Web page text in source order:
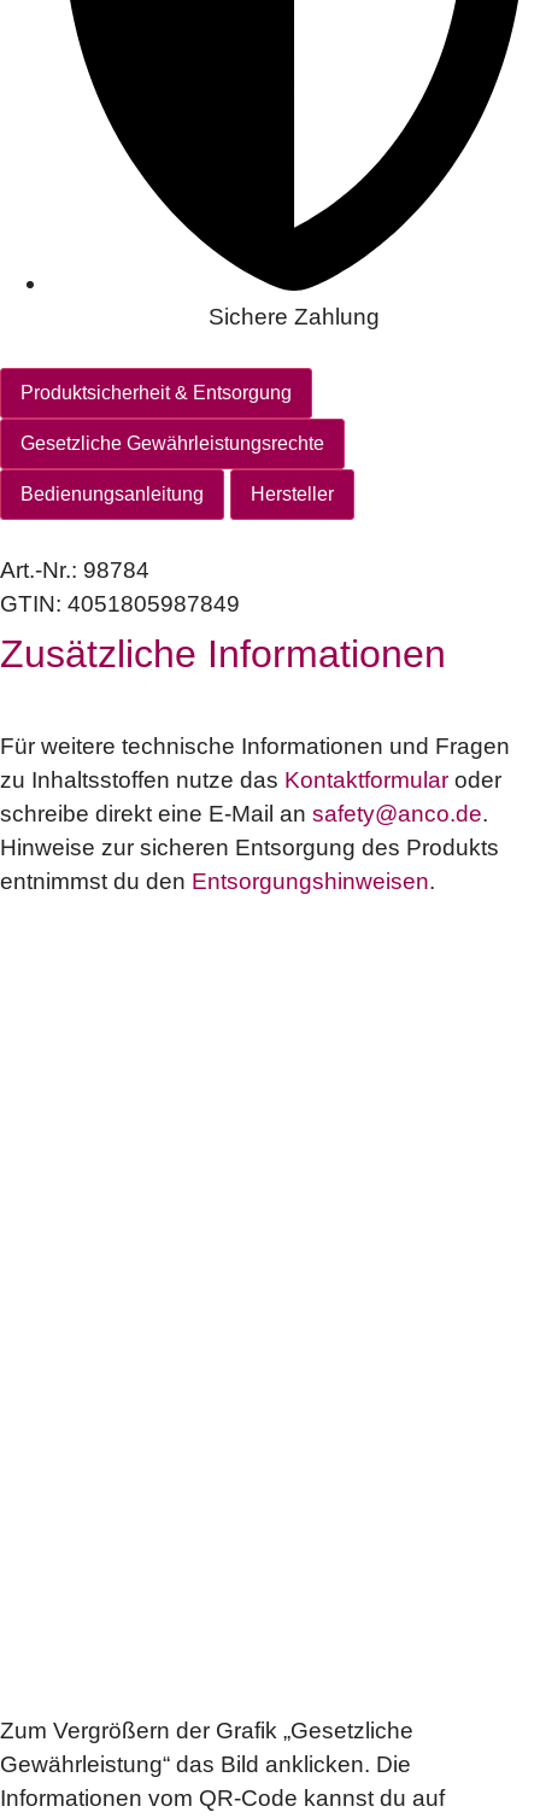
Sichere Zahlung
Produktsicherheit & Entsorgung
Gesetzliche Gewährleistungsrechte
Bedienungsanleitung Hersteller
Art.-Nr.: 98784
GTIN: 4051805987849
Zusätzliche Informationen
Für weitere technische Informationen und Fragen
zu Inhaltsstoffen nutze das Kontaktformular oder
schreibe direkt eine E-Mail an safety@anco.de.
Hinweise zur sicheren Entsorgung des Produkts
entnimmst du den Entsorgungshinweisen.
Zum Vergrößern der Grafik „Gesetzliche
Gewährleistung“ das Bild anklicken. Die
Informationen vom QR-Code kannst du auf